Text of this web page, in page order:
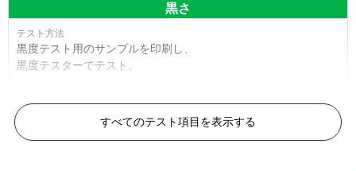
黒さ
黒度テスト用のサンプルを印刷し、
黒度テスターでテスト。
黒度の技術基準に適合する。
すべてのテスト項目を表示する